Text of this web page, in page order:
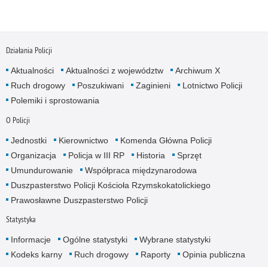
Działania Policji
Aktualności Aktualności z województw
Archiwum X
Ruch drogowy
Poszukiwani Zaginieni
Lotnictwo Policji
Polemiki i sprostowania
O Policji
Jednostki Kierownictwo
Komenda Główna Policji
Organizacja
Policja w III RP Historia
Sprzęt
Umundurowanie
Współpraca międzynarodowa
Duszpasterstwo Policji Kościoła Rzymskokatolickiego
Prawosławne Duszpasterstwo Policji
Statystyka
Informacje Ogólne statystyki
Wybrane statystyki
Kodeks karny
Ruch drogowy Raporty Opinia publiczna